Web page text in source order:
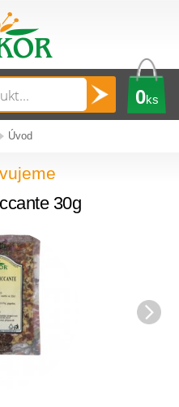
0ks
Úvod
30g